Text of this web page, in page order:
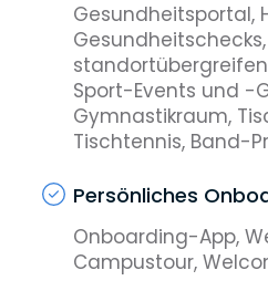
Gesundheitsportal,
Gesundheitschecks,
Sport-Events und -
Gymnastikraum,
Tischtennis, Band-
Persönliches
Onboarding-App,
Campustour,